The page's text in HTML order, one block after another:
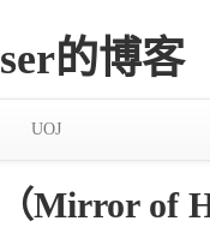
的博客
UOJ
Mirror of